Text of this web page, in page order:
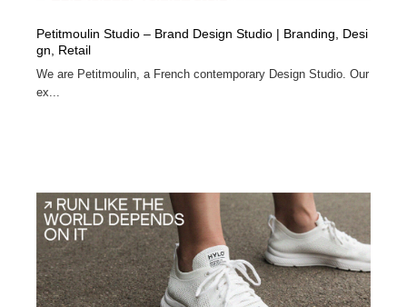
Petitmoulin Studio – Brand Design Studio | Branding, Desi
gn, Retail
We are Petitmoulin, a French contemporary Design Studio. Our
ex...